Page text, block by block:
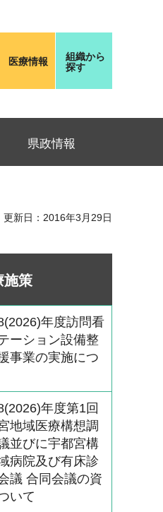
医療情報
組織から
探す
県政情報
更新日：2016年3月29日
施策
年度訪問看
ーション設備整
事業の実施につ
年度第1回
地域医療構想調
並びに宇都宮構
病院及び有床診
議 合同会議の資
いて